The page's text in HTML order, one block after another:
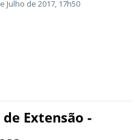
Julho de 2017, 17h50
de Extensão -